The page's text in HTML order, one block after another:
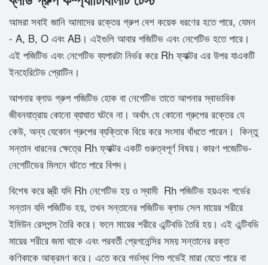
আমরা সবাই জানি আমাদের রক্তের গ্রুপ বেশ কয়েক ধরণের হতে পারে, যেমন
- A, B, O এবং AB। এইগুলি আবার পজিটিভ এবং নেগেটিভ হতে পারে।
এই পজিটিভ এবং নেগেটিভ ব্যপারটা নির্ভর করে Rh ফ্যাক্টর এর উপর যাএকটি
ইনহেরিটেড প্রোটিন।
আপনার ব্লাড গ্রুপ পজিটিভ হোক বা নেগেটিভ তাতে আপনার স্বাভাবিক
জীবনযাত্রায় কোনো ব্যাঘাত ঘটবে না। অর্থাৎ যে কোনো গ্রুপের রক্তের যে
কেউ, অন্য যেকোন গ্রুপের ব্যক্তিকে বিয়ে করে সংসার বাঁধতে পারেন। কিন্তু
সন্তান ধারনের ক্ষেত্রে Rh ফ্যাক্টর একটি গুরুত্বপূর্ণ বিষয়। কারণ পজেটিভ-
নেগেটিভের মিলনে ঘটতে পারে বিপদ।
বিশেষ করে স্ত্রী যদি Rh নেগেটিভ হয় ও স্বামী Rh পজিটিভ হয়এবং গর্ভের
সন্তান যদি পজিটিভ হয়, তখন সন্তানের পজিটিভ ব্লাড সেল মায়ের শরীরে
ইমিউন রেসপন্স তৈরি করে। ফলে মায়ের শরীরে এন্টিবডি তৈরি হয়। এই এন্টিবডি
মায়ের শরীরে জমা থাকে এবং পরবর্তী প্রেগনেন্সির সময় সন্তানের রক্ত
কণিকাকে আক্রমণ করে। এতে করে গর্ভস্থ শিশু গর্ভেই মারা যেতে পারে বা